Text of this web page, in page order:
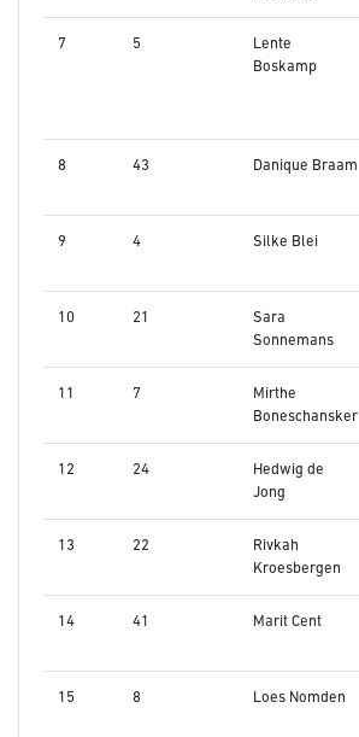
7 5
Lente
Boskamp
8 43 Danique Braam
9 4 Silke Blei
10 21
Sara
Sonnemans
11 7
Mirthe
Boneschansker
12 24
Hedwig de
Jong
13 22
Rivkah
Kroesbergen
14 41 Marit Cent
15 8 Loes Nomden